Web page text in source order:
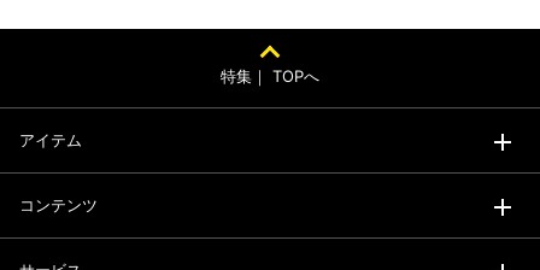
特集｜ TOPへ
アイテム
コンテンツ